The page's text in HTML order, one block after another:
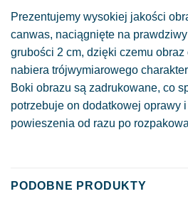
Prezentujemy wysokiej jakości
canwas, naciągnięte na
grubości 2 cm, dzięki czemu
nabiera trójwymiarowego
Boki obrazu są zadrukowane, co
potrzebuje on dodatkowej oprawy
powieszenia od razu po
PODOBNE PRODUKTY